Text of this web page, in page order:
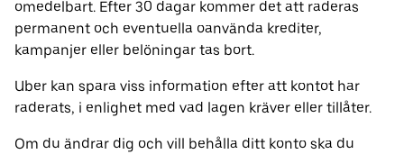
omedelbart. Efter 30 dagar kommer det att raderas
permanent och eventuella oanvända krediter,
kampanjer eller belöningar tas bort.
Uber kan spara viss information efter att kontot har
raderats, i enlighet med vad lagen kräver eller tillåter.
Om du ändrar dig och vill behålla ditt konto ska du